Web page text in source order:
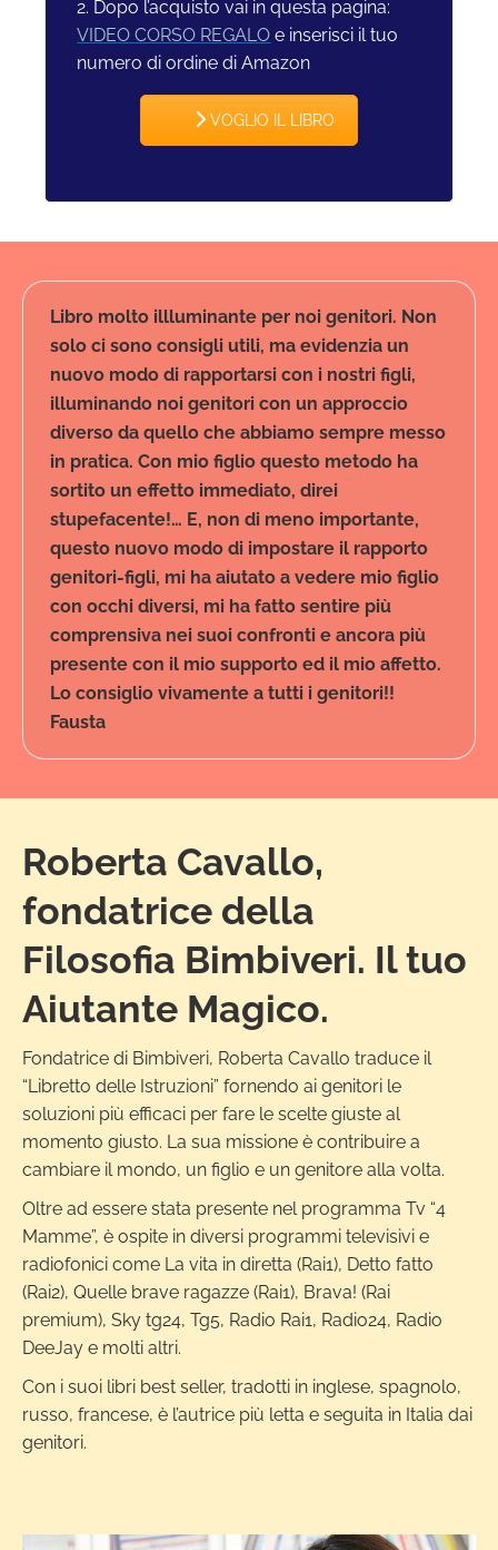
2. Dopo l’acquisto vai in questa pagina:
VIDEO CORSO REGALO e inserisci il tuo
numero di ordine di Amazon
VOGLIO IL LIBRO
Libro molto illluminante per noi genitori. Non
solo ci sono consigli utili, ma evidenzia un
nuovo modo di rapportarsi con i nostri figli,
illuminando noi genitori con un approccio
diverso da quello che abbiamo sempre messo
in pratica. Con mio figlio questo metodo ha
sortito un effetto immediato, direi
stupefacente!… E, non di meno importante,
questo nuovo modo di impostare il rapporto
genitori-figli, mi ha aiutato a vedere mio figlio
con occhi diversi, mi ha fatto sentire più
comprensiva nei suoi confronti e ancora più
presente con il mio supporto ed il mio affetto.
Lo consiglio vivamente a tutti i genitori!!
Fausta
Roberta Cavallo,
fondatrice della
Filosofia Bimbiveri. Il tuo
Aiutante Magico.
Fondatrice di Bimbiveri, Roberta Cavallo traduce il
“Libretto delle Istruzioni” fornendo ai genitori le
soluzioni più efficaci per fare le scelte giuste al
momento giusto. La sua missione è contribuire a
cambiare il mondo, un figlio e un genitore alla volta.
Oltre ad essere stata presente nel programma Tv “4
Mamme”, è ospite in diversi programmi televisivi e
radiofonici come La vita in diretta (Rai1), Detto fatto
(Rai2), Quelle brave ragazze (Rai1), Brava! (Rai
premium), Sky tg24, Tg5, Radio Rai1, Radio24, Radio
DeeJay e molti altri.
Con i suoi libri best seller, tradotti in inglese, spagnolo,
russo, francese, è l’autrice più letta e seguita in Italia dai
genitori.